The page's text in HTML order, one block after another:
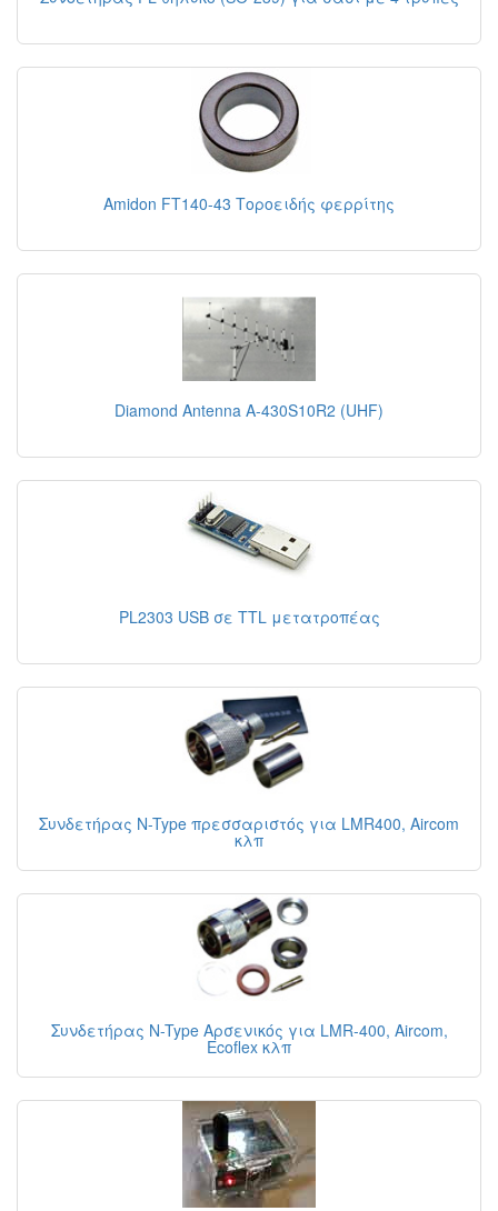
Amidon FT140-43 Τοροειδής φερρίτης
Diamond Antenna A-430S10R2 (UHF)
PL2303 USB σε TTL μετατροπέας
Συνδετήρας N-Type πρεσσαριστός για LMR400, Aircom
κλπ
Συνδετήρας N-Type Αρσενικός για LMR-400, Aircom,
Ecoflex κλπ